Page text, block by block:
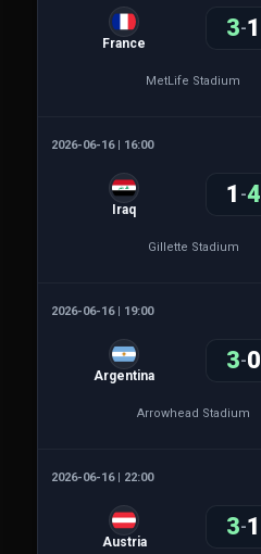
France
3-1
MetLife Stadium
2026-06-16 | 16:00
Iraq
1 -4
Gillette Stadium
2026-06-16 | 19:00
Argentina
3-0
Arrowhead Stadium
2026-06-16 | 22:00
Austria
3-1